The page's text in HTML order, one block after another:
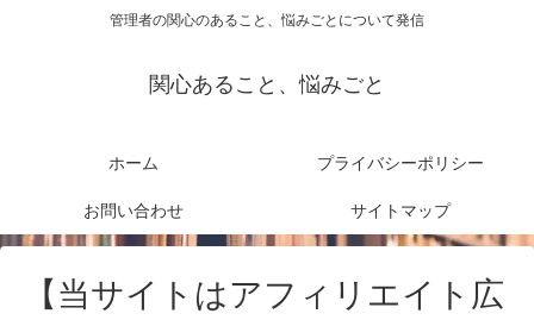
管理者の関心のあること、悩みごとについて発信
関心あること、悩みごと
ホーム プライバシーポリシー
お問い合わせ サイトマップ
【当サイトはアフィリエイト広